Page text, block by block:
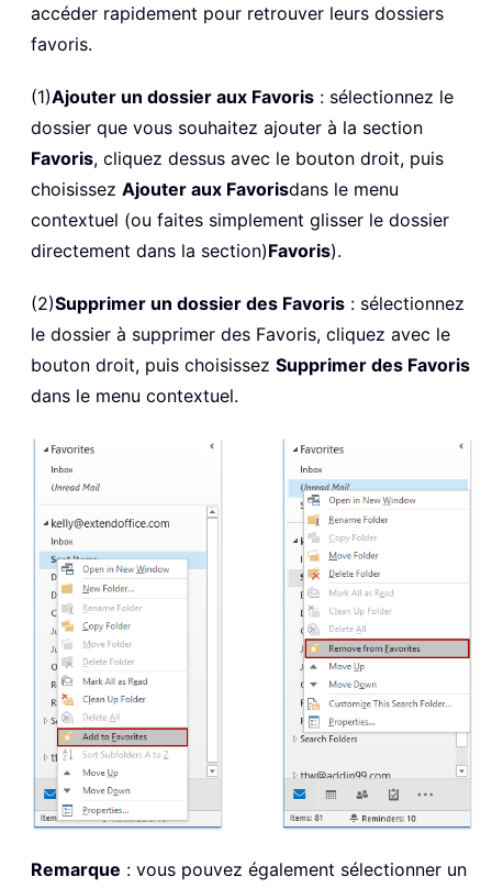
accéder rapidement pour retrouver leurs dossiers
favoris.
(1)Ajouter un dossier aux Favoris : sélectionnez le
dossier que vous souhaitez ajouter à la section
Favoris, cliquez dessus avec le bouton droit, puis
choisissez Ajouter aux Favorisdans le menu
contextuel (ou faites simplement glisser le dossier
directement dans la section)Favoris).
(2)Supprimer un dossier des Favoris : sélectionnez
le dossier à supprimer des Favoris, cliquez avec le
bouton droit, puis choisissez Supprimer des Favoris
dans le menu contextuel.
Remarque : vous pouvez également sélectionner un